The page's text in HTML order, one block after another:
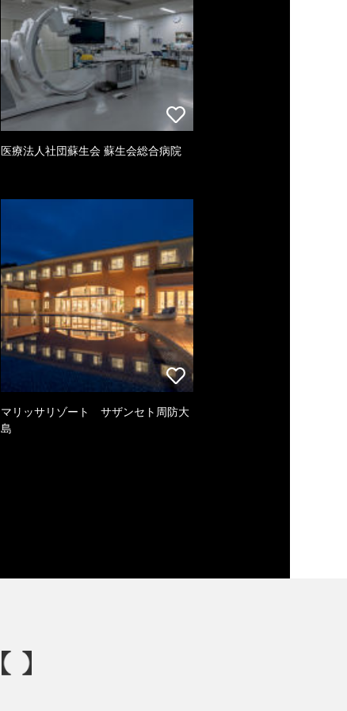
医療法人社団蘇生会 蘇生会総合病院
マリッサリゾート サザンセト周防大
島